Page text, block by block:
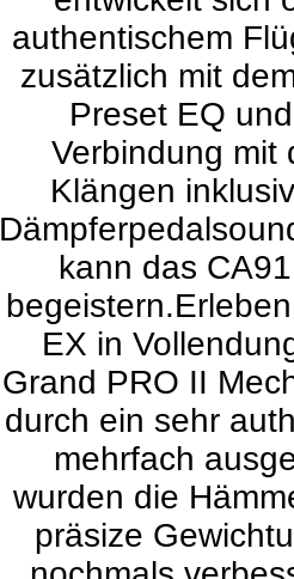
authentischem
zusätzlich mit
Preset EQ
Verbindung mit
Klängen
kann das
EX in
Grand PRO II
durch ein sehr
mehrfach
wurden die
präsize